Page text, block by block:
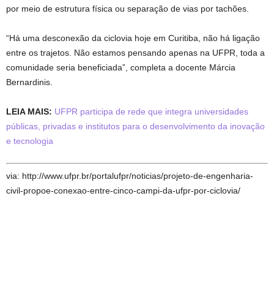
por meio de estrutura física ou separação de vias por tachões.
“Há uma desconexão da ciclovia hoje em Curitiba, não há ligação
entre os trajetos. Não estamos pensando apenas na UFPR, toda a
comunidade seria beneficiada”, completa a docente Márcia
Bernardinis.
LEIA MAIS: UFPR participa de rede que integra universidades
públicas, privadas e institutos para o desenvolvimento da inovação
e tecnologia
via: http://www.ufpr.br/portalufpr/noticias/projeto-de-engenharia-
civil-propoe-conexao-entre-cinco-campi-da-ufpr-por-ciclovia/